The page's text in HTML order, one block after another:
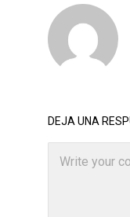
DEJA UNA